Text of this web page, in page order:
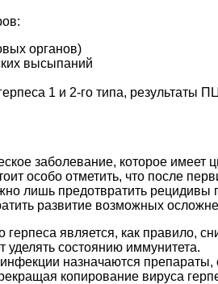
органов)
высыпаний
1 и 2-го типа, результаты
заболевание, которое
особо отметить, что после
лишь предотвратить
развитие возможных
герпеса является, как правило,
состоянию иммунитета.
назначаются
копирование вируса